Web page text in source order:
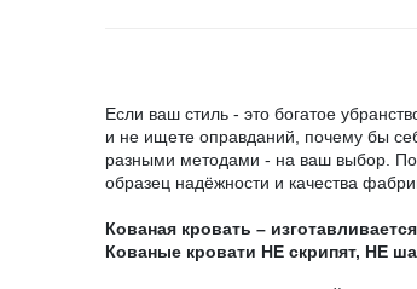
Если ваш стиль - это богатое
и не ищете оправданий, почему бы
разными методами - на ваш выбор.
образец надёжности и качества
Кованая кровать –
Кованые кровати НЕ скрипят, НЕ